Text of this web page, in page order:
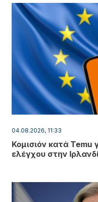
04.08.2026, 11:33
Κομισιόν κατά Temu
ελέγχου στην